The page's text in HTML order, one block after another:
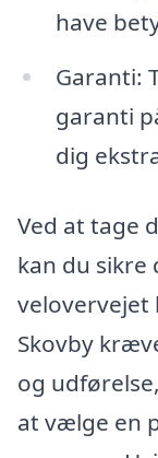
have
Garanti:
garanti
dig
Ved at tage
kan du
velovervejet
Skovby
og
at vælge en